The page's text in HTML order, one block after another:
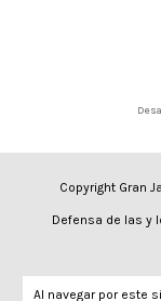
Al navegar por este
Copyright Gran
Defensa de las y